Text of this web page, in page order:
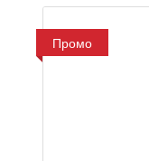
Промо